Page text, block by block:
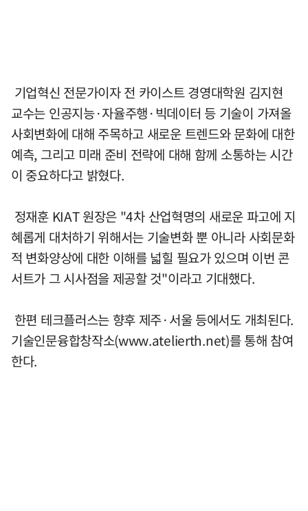
기업혁신 전문가이자 전 카이스트 경영대학원 김지현
교수는 인공지능·자율주행·빅데이터 등 기술이 가져올
사회변화에 대해 주목하고 새로운 트렌드와 문화에 대한
예측, 그리고 미래 준비 전략에 대해 함께 소통하는 시간
이 중요하다고 밝혔다.
정재훈 KIAT 원장은 "4차 산업혁명의 새로운 파고에 지
혜롭게 대처하기 위해서는 기술변화 뿐 아니라 사회문화
적 변화양상에 대한 이해를 넓힐 필요가 있으며 이번 콘
서트가 그 시사점을 제공할 것"이라고 기대했다.
한편 테크플러스는 향후 제주·서울 등에서도 개최된다.
기술인문융합창작소(www.atelierth.net)를 통해 참여
한다.